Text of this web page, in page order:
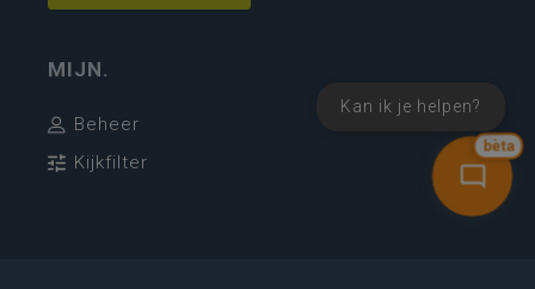
bèta
Kan ik je helpen?
MIJN.
Beheer
Kijkfilter